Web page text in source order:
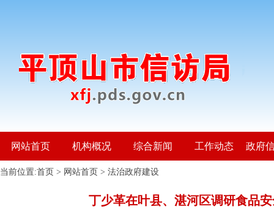
网站首页 机构概况 综合新闻 工作动态 政府
当前位置:首页 > 网站首页 > 法治政府建设
丁少革在叶县、湛河区调研食品